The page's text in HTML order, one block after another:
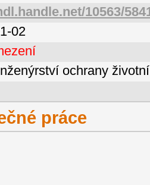
10563/
02
ochrany
práce